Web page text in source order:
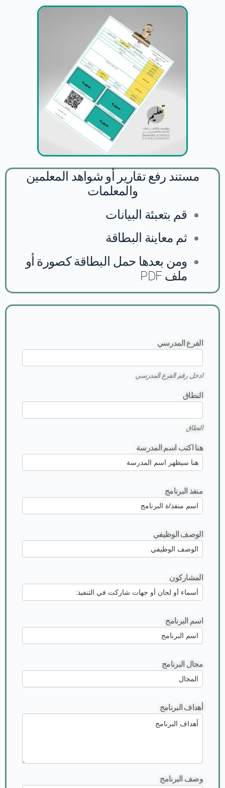
مستند رفع تقارير أو شواهد المعلمين
والمعلمات
قم بتعبئة البيانات
ثم معاينة البطاقة
ومن بعدها حمل البطاقة كصورة أو
ملف PDF
الفرع المدرسي
ادخل رقم الفرع المدرسي
النطاق
النطاق
هنا اكتب اسم المدرسة
منفذ البرنامج
الوصف الوظيفي
المشاركون
اسم البرنامج
مجال البرنامج
أهداف البرنامج
وصف البرنامج